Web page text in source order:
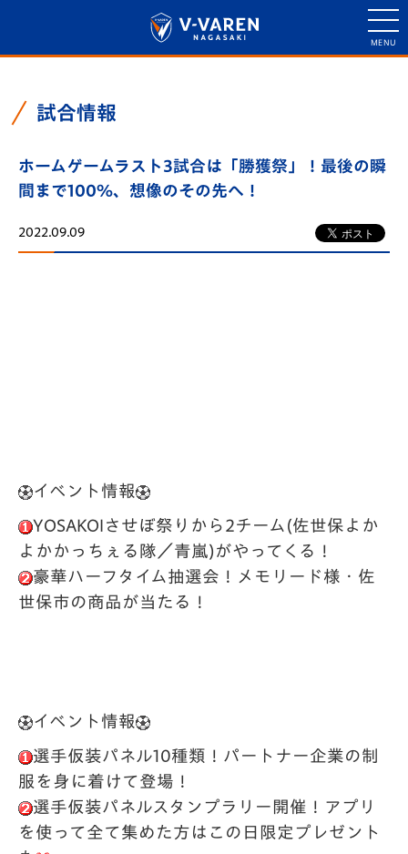
試合情報
ホームゲームラスト3試合は「勝獲祭」！最後の瞬
間まで100％、想像のその先へ！
2022.09.09
イベント情報
YOSAKOIさせぼ祭りから2チーム(佐世保よか
よかかっちぇる隊／青嵐)がやってくる！
豪華ハーフタイム抽選会！メモリード様・佐
世保市の商品が当たる！
イベント情報
選手仮装パネル10種類！パートナー企業の制
服を身に着けて登場！
選手仮装パネルスタンプラリー開催！アプリ
を使って全て集めた方はこの日限定プレゼント